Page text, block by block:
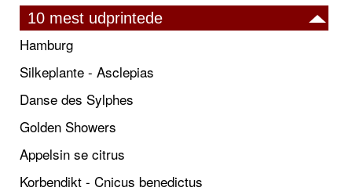
10 mest udprintede
Hamburg
Silkeplante - Asclepias
Danse des Sylphes
Golden Showers
Appelsin se citrus
Korbendikt - Cnicus benedictus